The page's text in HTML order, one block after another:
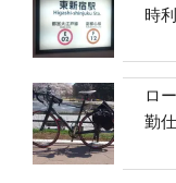
時
ロ
勤